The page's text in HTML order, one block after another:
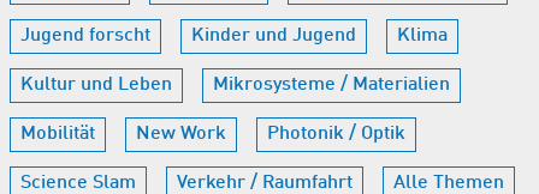
Jugend forscht Kinder und Jugend Klima
Kultur und Leben Mikrosysteme / Materialien
Mobilität New Work Photonik / Optik
Science Slam Verkehr / Raumfahrt Alle Themen